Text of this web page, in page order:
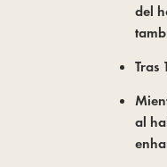
del
Tras
al